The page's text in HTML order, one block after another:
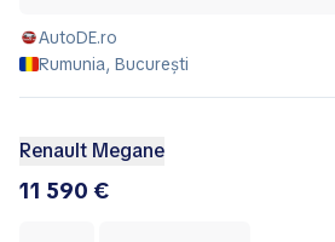
AutoDE.ro
Rumunia, București
Renault Megane
11 590 €